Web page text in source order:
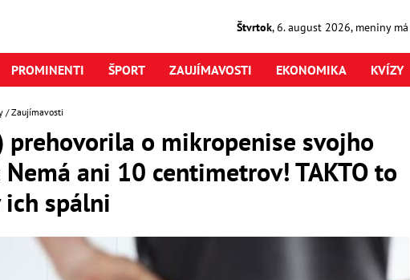
Štvrtok,6. august2026, meniny má
PROMINENTI ŠPORT ZAUJÍMAVOSTI EKONOMIKA KVÍZY
Zaujímavosti
prehovorila o mikropenise svojho
ani 10 centimetrov! TAKTO to
spálni